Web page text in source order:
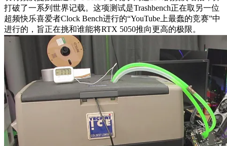
打破了一系列世界记载。这项测试是Trashbench正在取另一位
超频快乐喜爱者Clock Bench进行的“YouTube上最蠢的竞赛”中
进行的，旨正在挑和谁能将RTX 5050推向更高的极限。